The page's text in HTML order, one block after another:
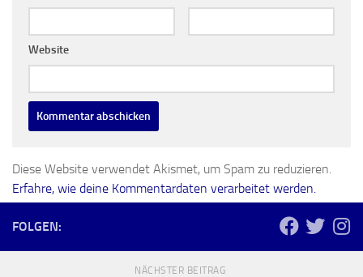
Website
Diese Website verwendet Akismet, um Spam zu reduzieren.
Erfahre, wie deine Kommentardaten verarbeitet werden.
FOLGEN:
NÄCHSTER BEITRAG